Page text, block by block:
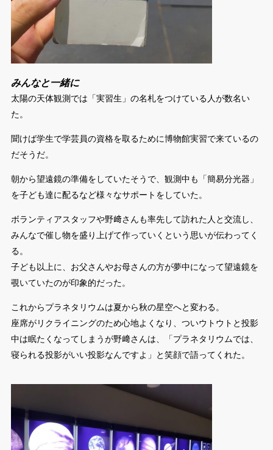
みんなと一緒に
太陽の天体観測では「実習生」の名札をつけている人が数名い
た。
聞けば学生で学芸員の資格を取るために博物館実習で来ているの
だそうだ。
朝から望遠鏡の準備をしていたそうで、観測中も「簡易分光器」
を子ども達に配るなど様々なサポートをしていた。
ボランティアスタッフや野﨑さんも率先して訪れた人と交流し、
みんなで催し物を盛り上げて作っていくという思いが伝わってく
る。
子ども以上に、お父さんやお母さんの方が夢中になって望遠鏡を
覗いていたのが印象的だった。
これからプラネタリウムは夏から秋の星空へと変わる。
座席がリクライニングのため心地よくなり、ついウトウトと投影
中は眠たくなってしまうが野﨑さんは、「プラネタリウムでは、
寝られる投影がいい投影なんですよ」と笑顔で語ってくれた。